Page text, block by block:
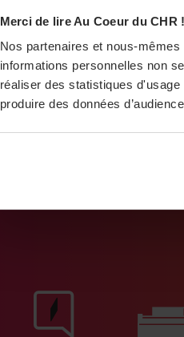
Merci de lire Au Coeur du CHR !
Nos partenaires et nous-
informations personnelles non
réaliser des statistiques
produire des données
Médias engagés